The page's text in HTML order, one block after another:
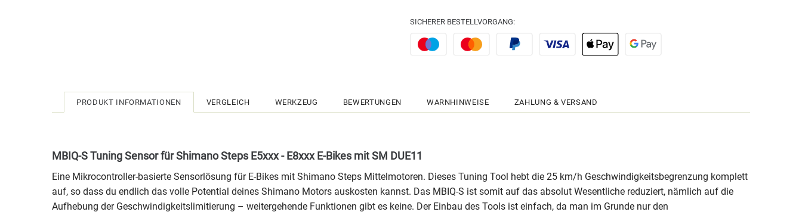
SICHERER BESTELLVORGANG:
PRODUKT INFORMATIONEN VERGLEICH WERKZEUG BEWERTUNGEN WARNHINWEISE ZAHLUNG & VERSAND
MBIQ-S Tuning Sensor für Shimano Steps E5xxx - E8xxx E-Bikes mit SM DUE11
Eine Mikrocontroller-basierte Sensorlösung für E-Bikes mit Shimano Steps Mittelmotoren. Dieses Tuning Tool hebt die 25 km/h Geschwindigkeitsbegrenzung komplett
auf, so dass du endlich das volle Potential deines Shimano Motors auskosten kannst. Das MBIQ-S ist somit auf das absolut Wesentliche reduziert, nämlich auf die
Aufhebung der Geschwindigkeitslimitierung – weitergehende Funktionen gibt es keine. Der Einbau des Tools ist einfach, da man im Grunde nur den